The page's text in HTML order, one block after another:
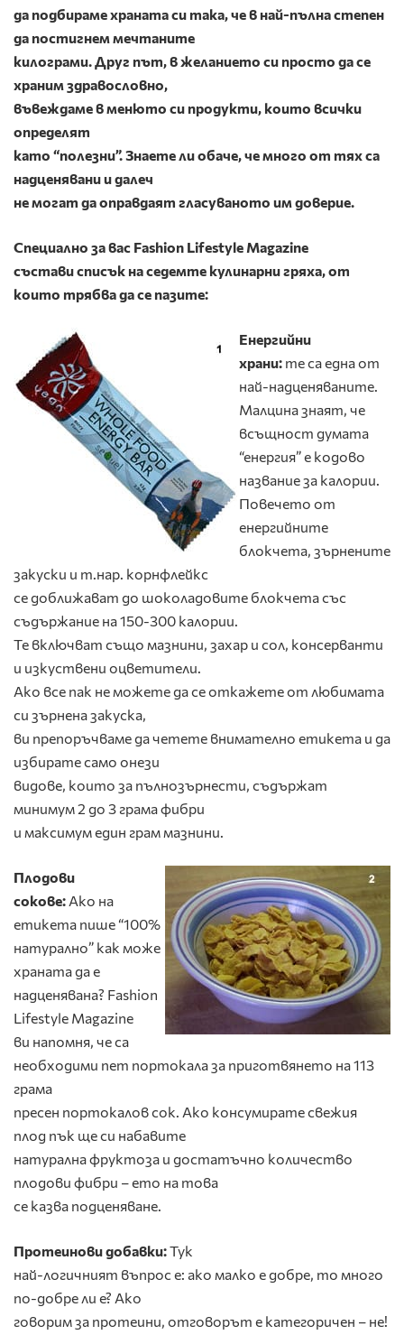
да подбираме храната си така, че в най-пълна степен
да постигнем мечтаните
килограми. Друг път, в желанието си просто да се
храним здравословно,
въвеждаме в менюто си продукти, които всички
определят
като “полезни”. Знаете ли обаче, че много от тях са
надценявани и далеч
не могат да оправдаят гласуваното им доверие.
Специално за вас Fashion Lifestyle Magazine
състави списък на седемте кулинарни гряха, от
които трябва да се пазите:
Енергийни
храни: те са една от
най-надценяваните.
Малцина знаят, че
всъщност думата
“енергия” е кодово
название за калории.
Повечето от
енергийните
блокчета, зърнените
закуски и т.нар. корнфлейкс
се доближават до шоколадовите блокчета със
съдържание на 150-300 калории.
Те включват също мазнини, захар и сол, консерванти
и изкуствени оцветители.
Ако все пак не можете да се откажете от любимата
си зърнена закуска,
ви препоръчваме да четете внимателно етикета и да
избирате само онези
видове, които за пълнозърнести, съдържат
минимум 2 до 3 грама фибри
и максимум един грам мазнини.
Плодови
сокове: Ако на
етикета пише “100%
натурално” как може
храната да е
надценявана? Fashion
Lifestyle Magazine
ви напомня, че са
необходими пет портокала за приготвянето на 113
грама
пресен портокалов сок. Ако консумирате свежия
плод пък ще си набавите
натурална фруктоза и достатъчно количество
плодови фибри – ето на това
се казва подценяване.
Протеинови добавки:Тук
най-логичният въпрос е: ако малко е добре, то много
по-добре ли е? Ако
говорим за протеини, отговорът е категоричен – не!